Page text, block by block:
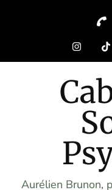
Aurélien Brunon,